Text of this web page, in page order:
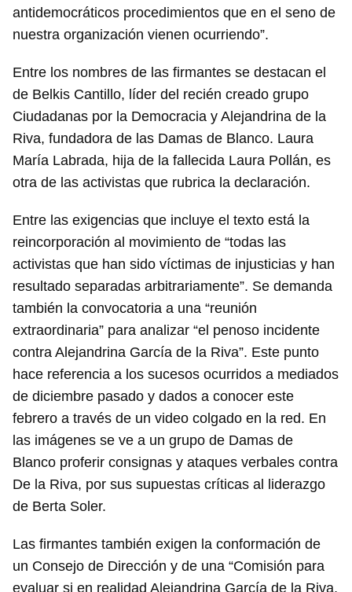
antidemocráticos procedimientos que en el seno de
nuestra organización vienen ocurriendo”.
Entre los nombres de las firmantes se destacan el
de Belkis Cantillo, líder del recién creado grupo
Ciudadanas por la Democracia y Alejandrina de la
Riva, fundadora de las Damas de Blanco. Laura
María Labrada, hija de la fallecida Laura Pollán, es
otra de las activistas que rubrica la declaración.
Entre las exigencias que incluye el texto está la
reincorporación al movimiento de “todas las
activistas que han sido víctimas de injusticias y han
resultado separadas arbitrariamente”. Se demanda
también la convocatoria a una “reunión
extraordinaria” para analizar “el penoso incidente
contra Alejandrina García de la Riva”. Este punto
hace referencia a los sucesos ocurridos a mediados
de diciembre pasado y dados a conocer este
febrero a través de un video colgado en la red. En
las imágenes se ve a un grupo de Damas de
Blanco proferir consignas y ataques verbales contra
De la Riva, por sus supuestas críticas al liderazgo
de Berta Soler.
Las firmantes también exigen la conformación de
un Consejo de Dirección y de una “Comisión para
evaluar si en realidad Alejandrina García de la Riva,